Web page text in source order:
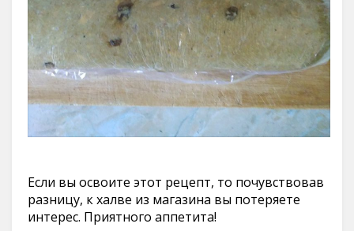
Если вы освоите этот рецепт, то почувствовав
разницу, к халве из магазина вы потеряете
интерес. Приятного аппетита!